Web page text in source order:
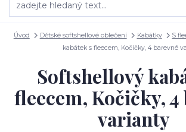
Úvod Dětské softshellové oblečení Kabátky S
kabátek s fleecem, Kočičky, 4 barevné
Softshellový
fleecem, Kočičky, 4
varianty